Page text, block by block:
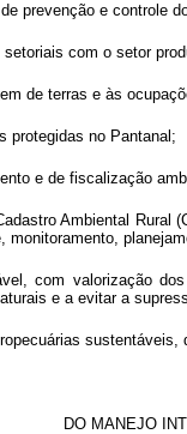
prevenção e controle
com o setor
de terras e às
protegidas no Pantanal;
e de fiscalização
Ambiental Rural
com valorização
e a evitar a
DO MANEJO